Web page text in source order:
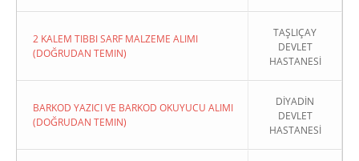
2 KALEM TIBBI SARF MALZEME ALIMI
(DOĞRUDAN TEMIN)
TAŞLIÇAY
DEVLET
HASTANESİ
BARKOD YAZICI VE BARKOD OKUYUCU ALIMI
(DOĞRUDAN TEMIN)
DİYADİN
DEVLET
HASTANESİ